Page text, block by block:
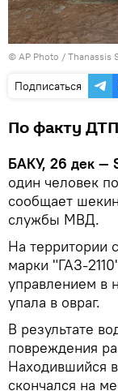
© AP Photo / Thanassis
Подписаться
По факту
БАКУ, 26 дек —
один человек
сообщает
службы МВД.
На территории
марки "ГАЗ-
управлением в
упала в овраг.
В результате
повреждения
Находившийся
скончался на